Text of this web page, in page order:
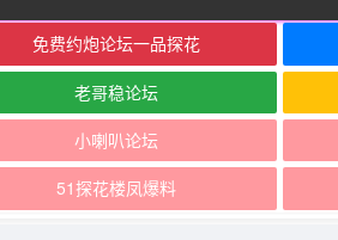
免费约炮论坛一品探花
老哥稳论坛
小喇叭论坛
51探花楼凤爆料